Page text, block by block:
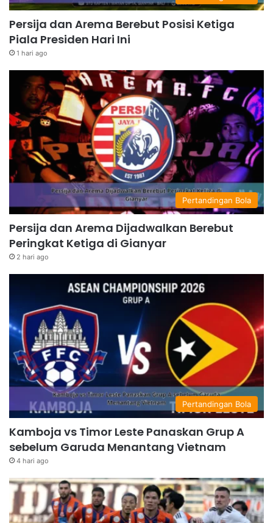
Persija dan Arema Berebut Posisi Ketiga
Piala Presiden Hari Ini
1 hari ago
Pertandingan Bola
Persija dan Arema Dijadwalkan Berebut
Peringkat Ketiga di Gianyar
2 hari ago
Pertandingan Bola
Kamboja vs Timor Leste Panaskan Grup A
sebelum Garuda Menantang Vietnam
4 hari ago